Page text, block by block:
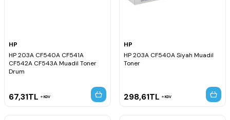
HP
HP 203A CF540A CF541A
CF542A CF543A Muadil Toner
Drum
67,31TL KDV
HP
HP 203A CF540A Siyah Muadil
Toner
298,61TL KDV